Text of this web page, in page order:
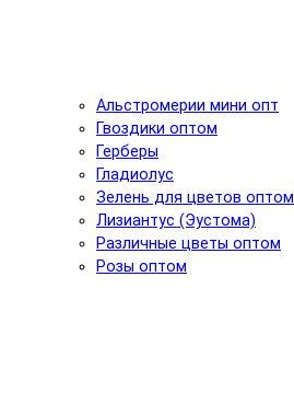
Альстромерии мини опт
Гвоздики оптом
Герберы
Гладиолус
Зелень для цветов оптом
Лизиантус (Эустома)
Различные цветы оптом
Розы оптом